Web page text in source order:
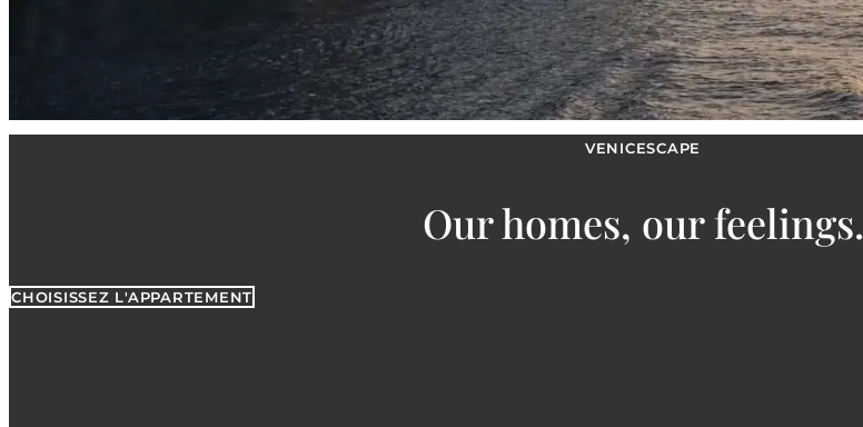
VENICESCAPE
Our homes, our feelings.
CHOISISSEZ L'APPARTEMENT